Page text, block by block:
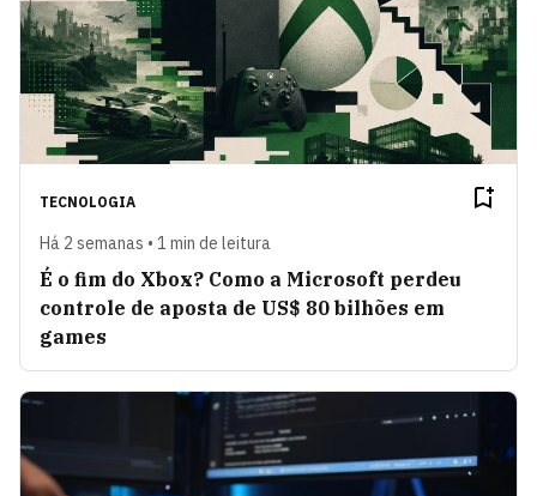
TECNOLOGIA
Há 2 semanas • 1 min de leitura
É o fim do Xbox? Como a Microsoft perdeu
controle de aposta de US$ 80 bilhões em
games